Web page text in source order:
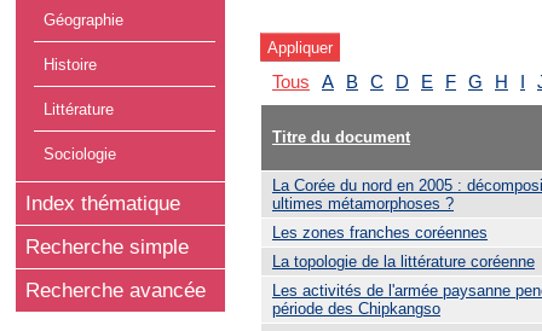
Géographie
Histoire
Littérature
Sociologie
Index thématique
Recherche simple
Recherche avancée
Tous A B C D E F G H I
Titre du document
La Corée du nord en 2005 :
ultimes métamorphoses ?
Les zones franches coréennes
La topologie de la littérature coréenne
Les activités de l'armée paysanne
période des Chipkangso